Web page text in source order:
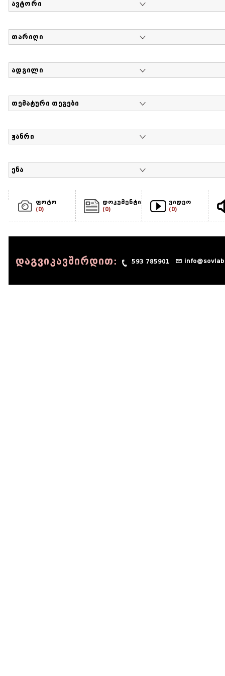
ავტორი
თარიღი
ადგილი
თემატური თეგები
ჟანრი
ენა
ფოტო
(0)
დოკუმენტი
(0)
ვიდეო
(0)
დაგვიკავშირდით: 593 785901